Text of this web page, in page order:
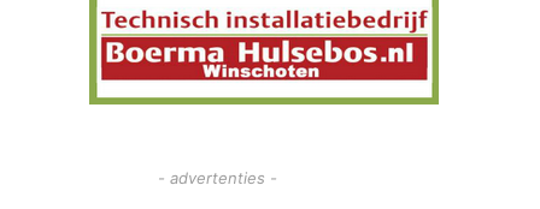
- advertenties -